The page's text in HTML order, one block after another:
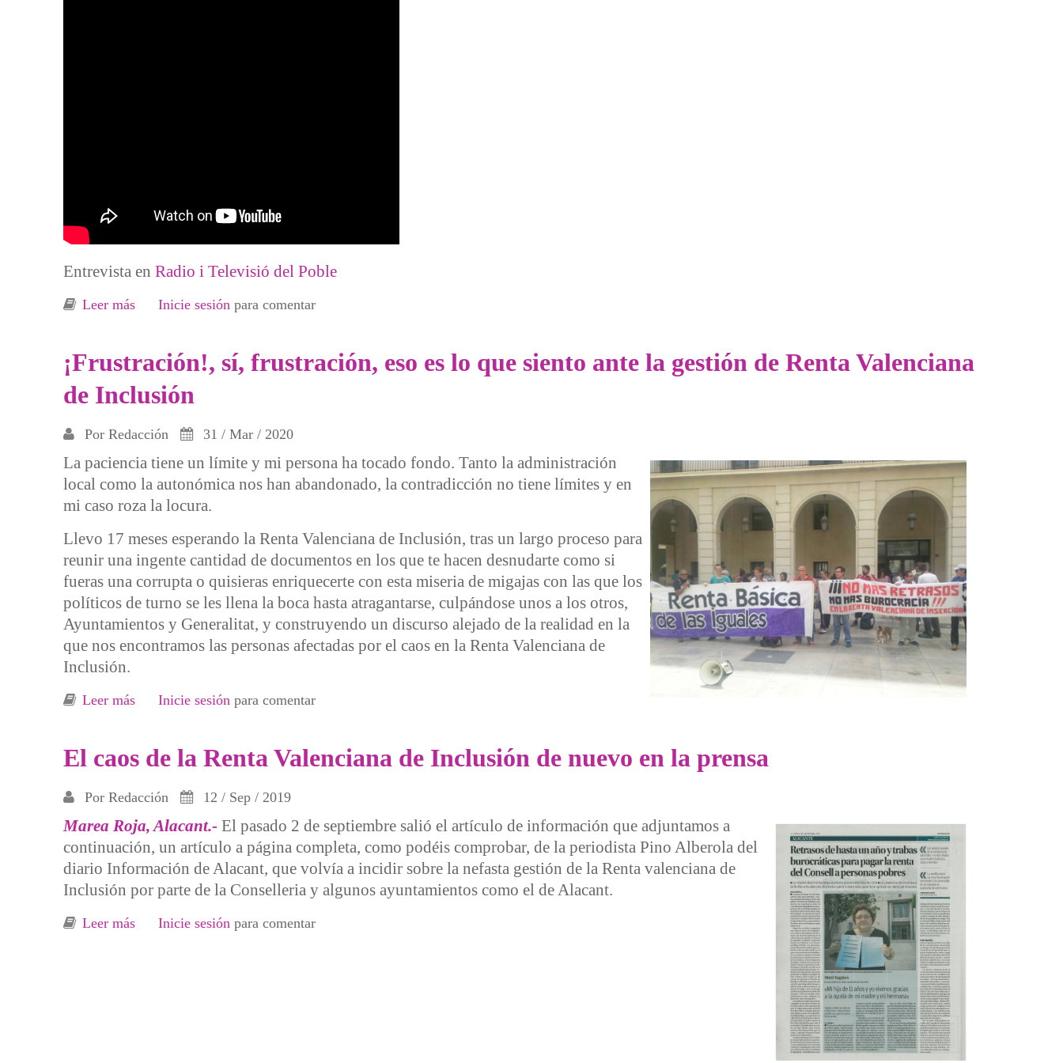
Entrevista en Radio i Televisió del Poble
Leer más sobre Del Caos de la RVI a la Renta Básica de las Iguales
Inicie sesiónpara comentar
¡Frustración!, sí, frustración, eso es lo que siento ante la gestión de Renta Valenciana
de Inclusión
Por Redacción 31 / Mar / 2020
La paciencia tiene un límite y mi persona ha tocado fondo. Tanto la administración
local como la autonómica nos han abandonado, la contradicción no tiene límites y en
mi caso roza la locura.
Llevo 17 meses esperando la Renta Valenciana de Inclusión, tras un largo proceso para
reunir una ingente cantidad de documentos en los que te hacen desnudarte como si
fueras una corrupta o quisieras enriquecerte con esta miseria de migajas con las que los
políticos de turno se les llena la boca hasta atragantarse, culpándose unos a los otros,
Ayuntamientos y Generalitat, y construyendo un discurso alejado de la realidad en la
que nos encontramos las personas afectadas por el caos en la Renta Valenciana de
Inclusión.
Leer más sobre ¡Frustración!, sí, frustración, eso es lo que siento ante la gestión de Renta Valenciana de Inclusión
Inicie sesión para comentar
El caos de la Renta Valenciana de Inclusión de nuevo en la prensa
Por Redacción 12 / Sep / 2019
Marea Roja, Alacant.- El pasado 2 de septiembre salió el artículo de información que adjuntamos a
continuación, un artículo a página completa, como podéis comprobar, de la periodista Pino Alberola del
diario Información de Alacant, que volvía a incidir sobre la nefasta gestión de la Renta valenciana de
Inclusión por parte de la Conselleria y algunos ayuntamientos como el de Alacant.
Leer más sobre El caos de la Renta Valenciana de Inclusión de nuevo en la prensa
Inicie sesión para comentar